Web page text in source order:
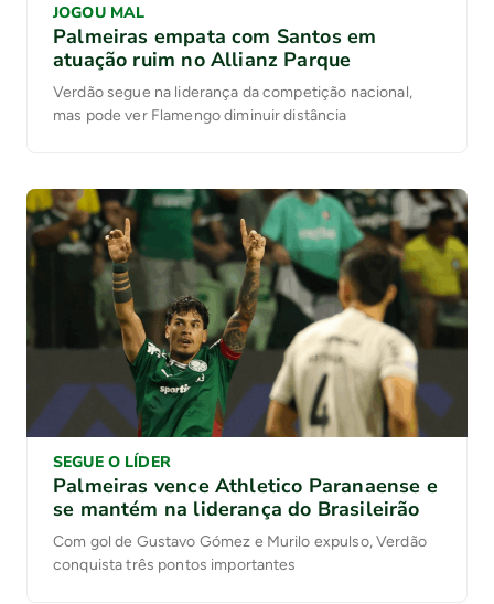
JOGOU MAL
Palmeiras empata com Santos em
atuação ruim no Allianz Parque
Verdão segue na liderança da competição nacional,
mas pode ver Flamengo diminuir distância
SEGUE O LÍDER
Palmeiras vence Athletico Paranaense e
se mantém na liderança do Brasileirão
Com gol de Gustavo Gómez e Murilo expulso, Verdão
conquista três pontos importantes